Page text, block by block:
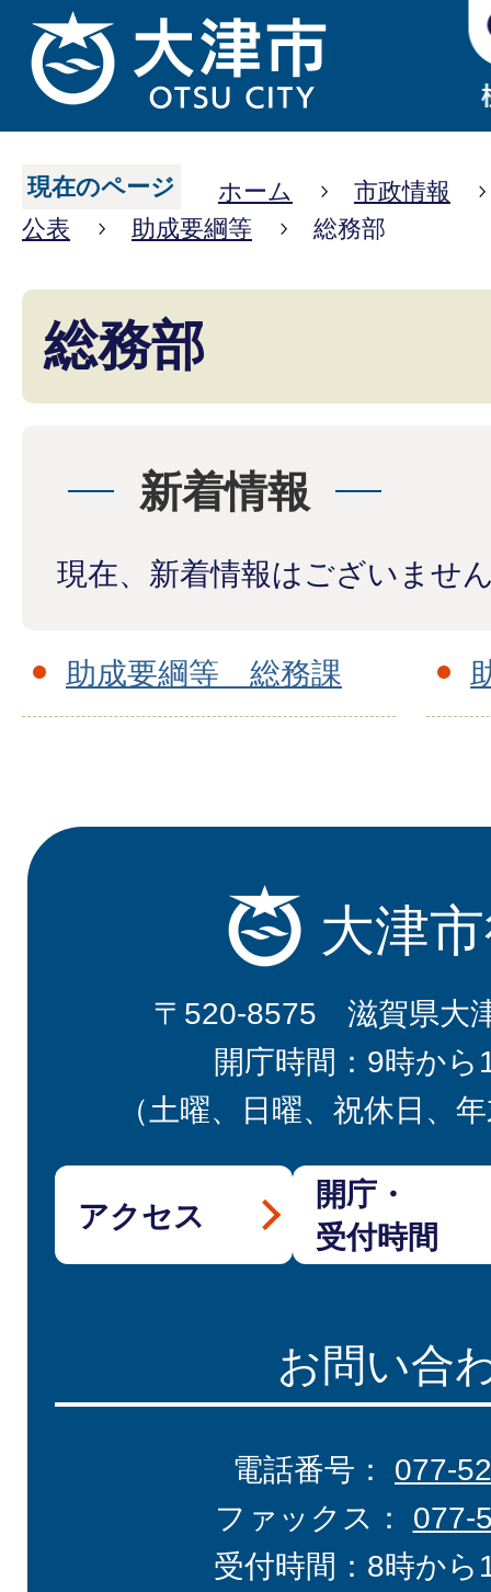
現在のページ ホーム
市政情報
公表
助成要綱等 総務部
総務部
新着情報
現在、新着情報はございませ
助成要綱等 総務課
大津
〒520-8575 滋賀県大
開庁時間：9時から
（土曜、日曜、祝休日、
アクセス
開庁・
受付時間
お問い合
電話番号： 077-
ファックス： 077-
受付時間：8時から